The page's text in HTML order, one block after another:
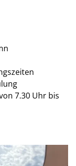
7.30 Uhr bis